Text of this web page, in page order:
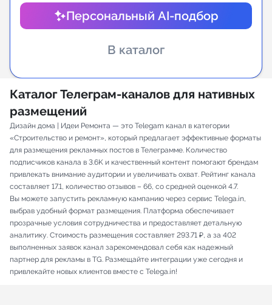
Персональный AI-подбор
В каталог
Каталог Телеграм-каналов для нативных
размещений
Дизайн дома | Идеи Ремонта — это Telegam канал в категории
«Строительство и ремонт», который предлагает эффективные форматы
для размещения рекламных постов в Телеграмме. Количество
подписчиков канала в 3.6K и качественный контент помогают брендам
привлекать внимание аудитории и увеличивать охват. Рейтинг канала
составляет 17.1, количество отзывов – 66, со средней оценкой 4.7.
Вы можете запустить рекламную кампанию через сервис Telega.in,
выбрав удобный формат размещения. Платформа обеспечивает
прозрачные условия сотрудничества и предоставляет детальную
аналитику. Стоимость размещения составляет 293.71 ₽, а за 402
выполненных заявок канал зарекомендовал себя как надежный
партнер для рекламы в TG. Размещайте интеграции уже сегодня и
привлекайте новых клиентов вместе с Telega.in!